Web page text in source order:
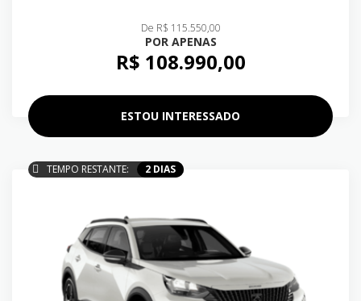
De R$ 115.550,00
POR APENAS
R$ 108.990,00
ESTOU INTERESSADO
TEMPO RESTANTE: 2 DIAS